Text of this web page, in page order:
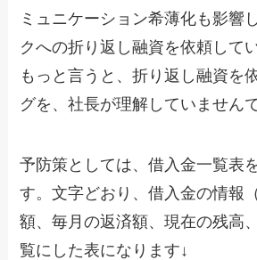
ミュニケーション希薄化も影響
クへの折り返し融資を依頼して
もっと言うと、折り返し融資を
グを、社長が理解していません
予防策としては、借入金一覧表
す。文字どおり、借入金の情報
額、毎月の返済額、現在の残高
覧にした表になります↓